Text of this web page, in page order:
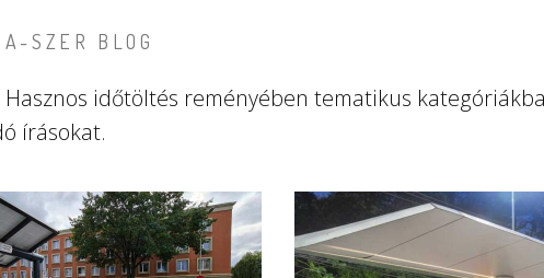
SZER BLOG
Hasznos időtöltés reményében tematikus
írásokat.